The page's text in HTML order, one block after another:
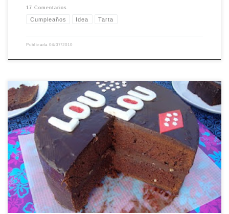
17 Comentarios
Cumpleaños Idea Tarta
Publicada 04/07/2010
Luzmina es una de las criaturas más asombrosas que he conocido nunca, es
una inteligentísima niña de pasados 3 años con la que da gusto estar (su
compañía es un placer incluso para mí que no soy muy maternal, jejeje). El
caso es que ella venía a comer a casa […]